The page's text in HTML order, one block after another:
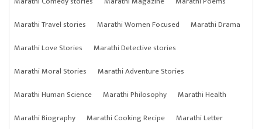
Marathi Travel stories
Marathi Women Focused
Marathi Drama
Marathi Love Stories
Marathi Detective stories
Marathi Moral Stories
Marathi Adventure Stories
Marathi Human Science
Marathi Philosophy
Marathi Health
Marathi Biography
Marathi Cooking Recipe
Marathi Letter